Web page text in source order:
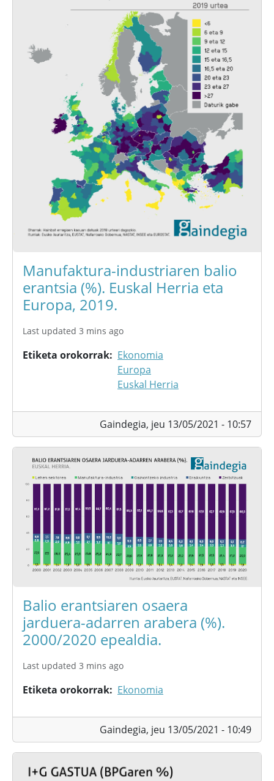
Manufaktura-industriaren balio
erantsia (%). Euskal Herria eta
Europa, 2019.
Last updated 3 mins ago
Etiketa orokorrak
Ekonomia
Europa
Euskal Herria
Gaindegia, jeu 13/05/2021 - 10:57
Balio erantsiaren osaera
jarduera-adarren arabera (%).
2000/2020 epealdia.
Last updated 3 mins ago
Etiketa orokorrak Ekonomia
Gaindegia, jeu 13/05/2021 - 10:49